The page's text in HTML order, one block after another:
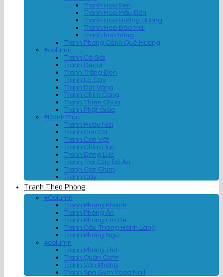
Tranh Hoa Sen
Tranh Hoa Mẫu Đơn
Tranh Hoa Hướng Dương
Tranh Hoa Đào Mai
Tranh hoa hồng
Tranh Phong Cảnh Quê Hương
#column
Tranh Cô Gái
Tranh Decor
Tranh Trắng Đen
Tranh Lá Cây
Tranh Dát Vàng
Tranh Chim Công
Tranh Thiên Chúa
Tranh Phật Giáo
#Danh Mục
Tranh Hươu Nai
Tranh Con Cá
Tranh Con Vật
Tranh Chim Hạc
Tranh Động Lực
Tranh Trái Cây Đồ Ăn
Tranh Con Chim
Tranh Cây
Tranh Theo Phòng
#Column
Tranh Phòng Khách
Tranh Phòng Ăn
Tranh Phòng Em Bé
Tranh Cầu Thang Hành Lang
Tranh Phòng Ngủ
#column
Tranh Phòng Thờ
Tranh Quán Cafe
Tranh Văn Phòng
Tranh Spa Gym Yoga Nail